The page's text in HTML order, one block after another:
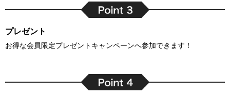
プレゼント
お得な会員限定プレゼントキャンペーンへ参加できます！